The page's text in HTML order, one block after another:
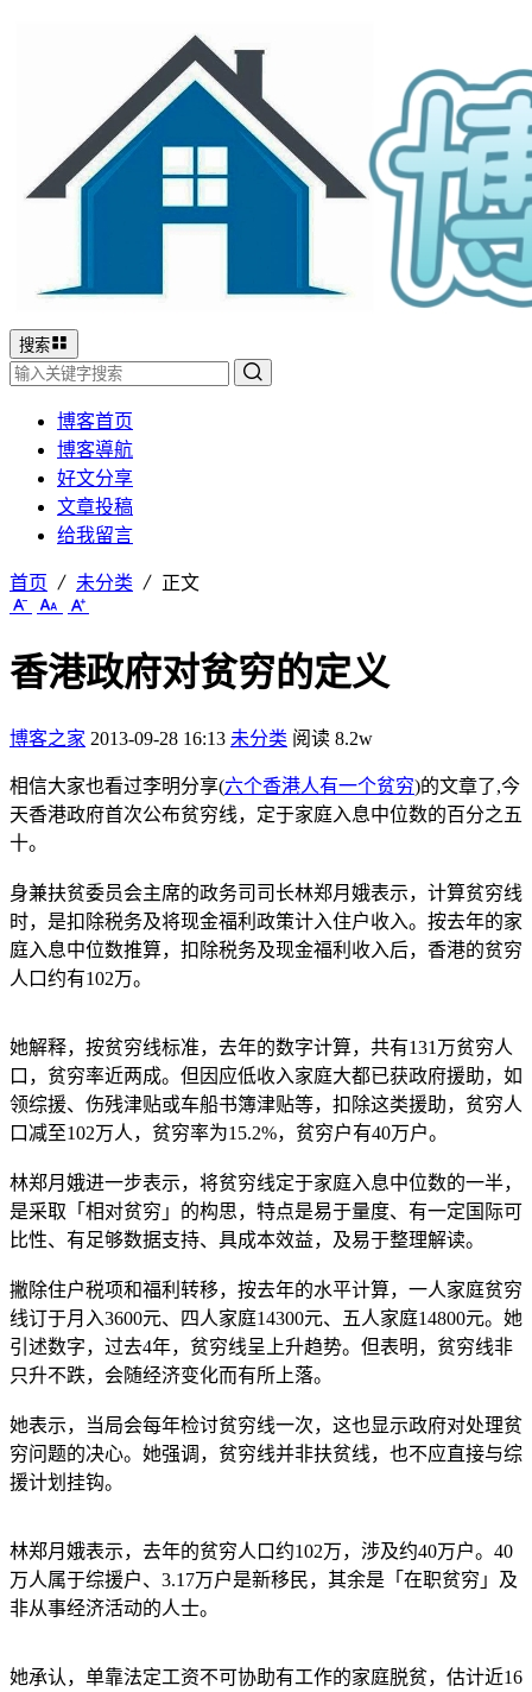
搜索
博客首页
博客導航
好文分享
文章投稿
给我留言
首页 未分类 正文
香港政府对贫穷的定义
博客之家 2013-09-28 16:13 未分类 阅读 8.2w
相信大家也看过李明分享(六个香港人有一个贫穷)的文章了,今
天香港政府首次公布贫穷线，定于家庭入息中位数的百分之五
十。
身兼扶贫委员会主席的政务司司长林郑月娥表示，计算贫穷线
时，是扣除税务及将现金福利政策计入住户收入。按去年的家
庭入息中位数推算，扣除税务及现金福利收入后，香港的贫穷
人口约有102万。
她解释，按贫穷线标准，去年的数字计算，共有131万贫穷人
口，贫穷率近两成。但因应低收入家庭大都已获政府援助，如
领综援、伤残津贴或车船书簿津贴等，扣除这类援助，贫穷人
口减至102万人，贫穷率为15.2%，贫穷户有40万户。
林郑月娥进一步表示，将贫穷线定于家庭入息中位数的一半，
是采取「相对贫穷」的构思，特点是易于量度、有一定国际可
比性、有足够数据支持、具成本效益，及易于整理解读。
撇除住户税项和福利转移，按去年的水平计算，一人家庭贫穷
线订于月入3600元、四人家庭14300元、五人家庭14800元。她
引述数字，过去4年，贫穷线呈上升趋势。但表明，贫穷线非
只升不跌，会随经济变化而有所上落。
她表示，当局会每年检讨贫穷线一次，这也显示政府对处理贫
穷问题的决心。她强调，贫穷线并非扶贫线，也不应直接与综
援计划挂钩。
林郑月娥表示，去年的贫穷人口约102万，涉及约40万户。40
万人属于综援户、3.17万户是新移民，其余是「在职贫穷」及
非从事经济活动的人士。
她承认，单靠法定工资不可协助有工作的家庭脱贫，估计近16